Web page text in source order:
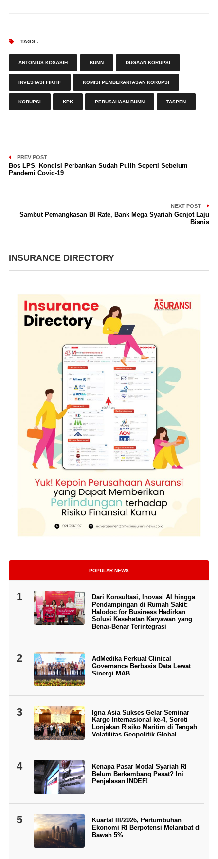
TAGS :
ANTONIUS KOSASIH BUMN DUGAAN KORUPSI
INVESTASI FIKTIF KOMISI PEMBERANTASAN KORUPSI
KORUPSI KPK PERUSAHAAN BUMN TASPEN
PREV POST
Bos LPS, Kondisi Perbankan Sudah Pulih Seperti Sebelum
Pandemi Covid-19
NEXT POST
Sambut Pemangkasan BI Rate, Bank Mega Syariah Genjot Laju
Bisnis
INSURANCE DIRECTORY
POPULAR NEWS
1
Dari Konsultasi, Inovasi AI hingga
Pendampingan di Rumah Sakit:
Halodoc for Business Hadirkan
Solusi Kesehatan Karyawan yang
Benar-Benar Terintegrasi
2
AdMedika Perkuat Clinical
Governance Berbasis Data Lewat
Sinergi MAB
3
Igna Asia Sukses Gelar Seminar
Kargo Internasional ke-4, Soroti
Lonjakan Risiko Maritim di Tengah
Volatilitas Geopolitik Global
4
Kenapa Pasar Modal Syariah RI
Belum Berkembang Pesat? Ini
Penjelasan INDEF!
5
Kuartal III/2026, Pertumbuhan
Ekonomi RI Berpotensi Melambat di
Bawah 5%